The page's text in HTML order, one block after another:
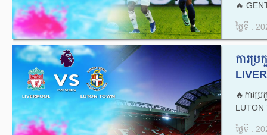
🔥
ថ្ងៃទី :
ការប្
🔥ការប្
LUTON
ថ្ងៃទី :